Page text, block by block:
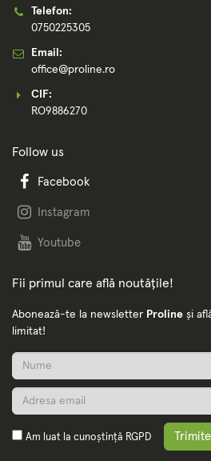
Telefon:
0750225305
Email:
office@proline.ro
CIF:
RO9886270
Follow us
Facebook
Instagram
Youtube
Fii primul care află noutățile!
Abonează-te la newsletter Proline și
limitat!
Am luat la cunoștință RGPD Trimite